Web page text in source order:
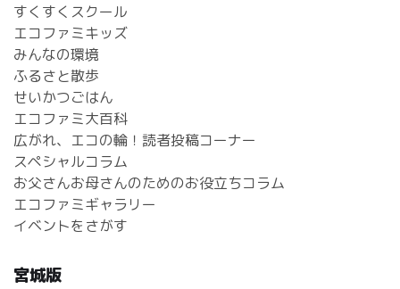
すくすくスクール
エコファミキッズ
みんなの環境
ふるさと散歩
せいかつごはん
エコファミ大百科
広がれ、エコの輪！読者投稿コーナー
スペシャルコラム
お父さんお母さんのためのお役立ちコラム
エコファミギャラリー
イベントをさがす
宮城版